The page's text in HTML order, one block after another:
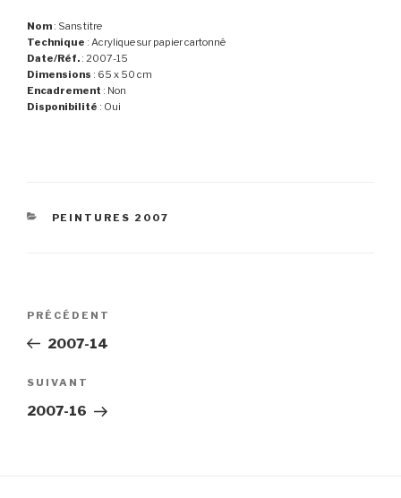
Nom : Sans titre
Technique : Acrylique sur papier cartonné
Date/Réf. : 2007-15
Dimensions : 65 x 50 cm
Encadrement : Non
Disponibilité : Oui
CATÉGORIES
PEINTURES 2007
Navigation
l’article
Article
précédent
PRÉCÉDENT
2007-14
Article
suivant
SUIVANT
2007-16